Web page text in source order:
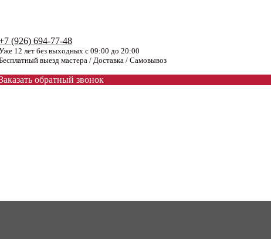
(926) 694-77-48
12 лет без выходных с 09:00 до 20:00
выезд мастера / Доставка / Самовывоз
обратный звонок